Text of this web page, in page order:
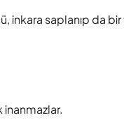
inkara saplanıp da
inanmazlar.